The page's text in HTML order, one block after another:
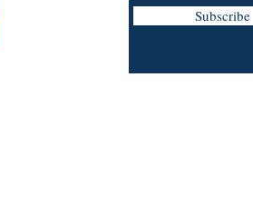
Subscribe